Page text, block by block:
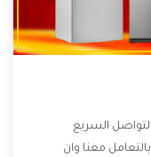
السريع
معنا وان